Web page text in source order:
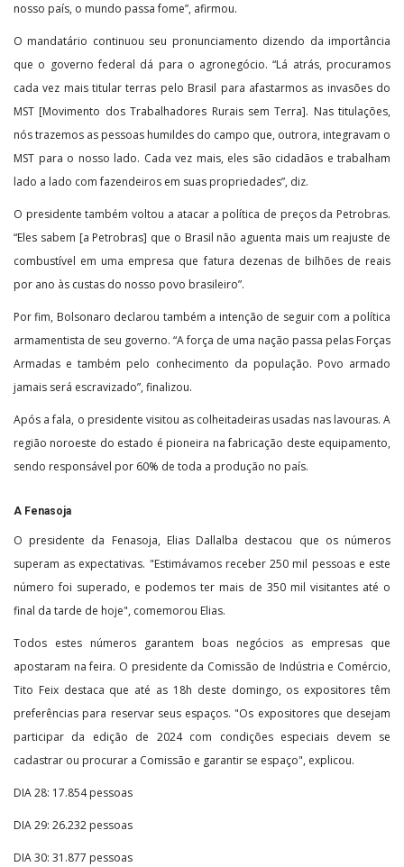
nosso país, o mundo passa fome”, afirmou.
O mandatário continuou seu pronunciamento dizendo da importância
que o governo federal dá para o agronegócio. “Lá atrás, procuramos
cada vez mais titular terras pelo Brasil para afastarmos as invasões do
MST [Movimento dos Trabalhadores Rurais sem Terra]. Nas titulações,
nós trazemos as pessoas humildes do campo que, outrora, integravam o
MST para o nosso lado. Cada vez mais, eles são cidadãos e trabalham
lado a lado com fazendeiros em suas propriedades”, diz.
O presidente também voltou a atacar a política de preços da Petrobras.
“Eles sabem [a Petrobras] que o Brasil não aguenta mais um reajuste de
combustível em uma empresa que fatura dezenas de bilhões de reais
por ano às custas do nosso povo brasileiro”.
Por fim, Bolsonaro declarou também a intenção de seguir com a política
armamentista de seu governo. “A força de uma nação passa pelas Forças
Armadas e também pelo conhecimento da população. Povo armado
jamais será escravizado”, finalizou.
Após a fala, o presidente visitou as colheitadeiras usadas nas lavouras. A
região noroeste do estado é pioneira na fabricação deste equipamento,
sendo responsável por 60% de toda a produção no país.
A Fenasoja
O presidente da Fenasoja, Elias Dallalba destacou que os números
superam as expectativas. "Estimávamos receber 250 mil pessoas e este
número foi superado, e podemos ter mais de 350 mil visitantes até o
final da tarde de hoje", comemorou Elias.
Todos estes números garantem boas negócios as empresas que
apostaram na feira. O presidente da Comissão de Indústria e Comércio,
Tito Feix destaca que até as 18h deste domingo, os expositores têm
preferências para reservar seus espaços. "Os expositores que desejam
participar da edição de 2024 com condições especiais devem se
cadastrar ou procurar a Comissão e garantir se espaço", explicou.
DIA 28: 17.854 pessoas
DIA 29: 26.232 pessoas
DIA 30: 31.877 pessoas